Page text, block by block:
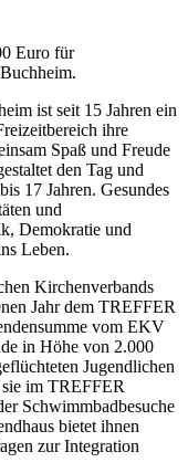
Euro für
ist seit 15 Jahren ein
ihre
Spaß und Freude
den Tag und
17 Jahren. Gesundes
und
Demokratie und
Leben.
Kirchenverbands
Jahr dem TREFFER
vom EKV
in Höhe von 2.000
Jugendlichen
im TREFFER
Schwimmbadbesuche
bietet ihnen
zur Integration